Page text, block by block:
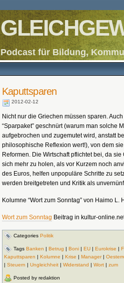
Podcast für Bildung,
Kaputtsparen
2012-02-12
Nicht nur die Griechen müssen sparen.
“Sparpaket” geschnürt (warum man solche
aufgebrochen und zugemutet wird, anstatt
philosophische Reflexion wert!), von dem
Reformen. Die Wirtschaft pflichtet bei, da
sich mehr zu holen, als vor Kurzem noch
des Euros, helfen unpopuläre Schritte zu
werden breitgetreten und Kritik als
Kolumne “Wort zum Sonntag” von Haimo L.
Wort zum Sonntag Beitrag in kultur-
Categories Politik
Tags Banken | Betrug | Boni | EU | Eurokrise |
Kaputtsparen | Kolumne | Krise | Manager|
| Steuern | Ungleichheit | Widerstand | Wort | zum
Posted by redaktion